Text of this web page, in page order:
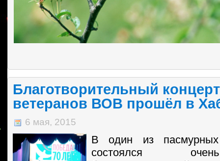
Благотворительный
ветеранов ВОВ прошёл в
6 мая, 2015
В один из
состоялся